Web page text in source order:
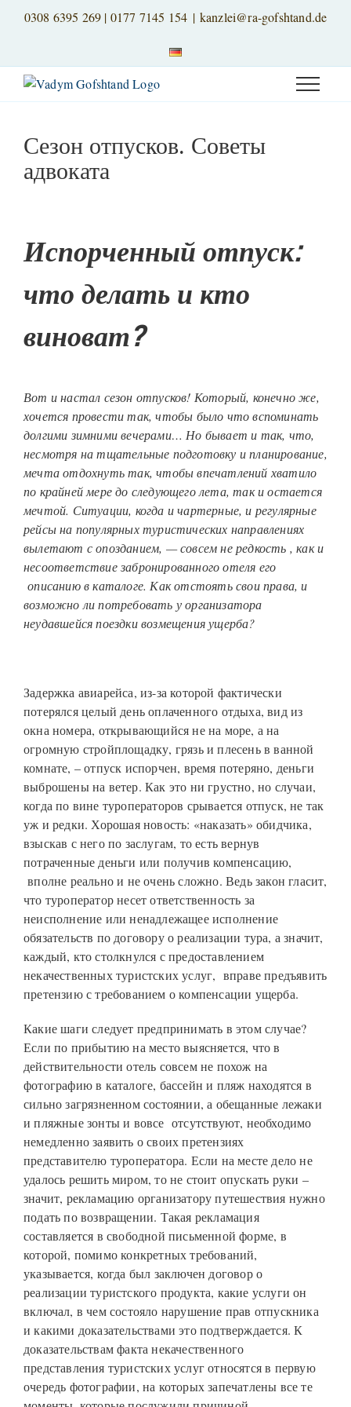
0308 6395 269 | 0177 7145 154 | kanzlei@ra-gofshtand.de
Сезон отпусков. Советы
адвоката
Image
Испорченный отпуск:
что делать и кто
виноват?
Вот и настал сезон отпусков! Который, конечно же,
хочется провести так, чтобы было что вспоминать
долгими зимними вечерами… Но бывает и так, что,
несмотря на тщательные подготовку и планирование,
мечта отдохнуть так, чтобы впечатлений хватило
по крайней мере до следующего лета, так и остается
мечтой. Ситуации, когда и чартерные, и регулярные
рейсы на популярных туристических направлениях
вылетают с опозданием, — совсем не редкость , как и
несоответствие забронированного отеля его
описанию в каталоге. Как отстоять свои права, и
возможно ли потребовать у организатора
неудавшейся поездки возмещения ущерба?
Задержка авиарейса, из-за которой фактически
потерялся целый день оплаченного отдыха, вид из
окна номера, открывающийся не на море, а на
огромную стройплощадку, грязь и плесень в ванной
комнате, – отпуск испорчен, время потеряно, деньги
выброшены на ветер. Как это ни грустно, но случаи,
когда по вине туроператоров срывается отпуск, не так
уж и редки. Хорошая новость: «наказать» обидчика,
взыскав с него по заслугам, то есть вернув
потраченные деньги или получив компенсацию,
вполне реально и не очень сложно. Ведь закон гласит,
что туроператор несет ответственность за
неисполнение или ненадлежащее исполнение
обязательств по договору о реализации тура, а значит,
каждый, кто столкнулся с предоставлением
некачественных туристских услуг, вправе предъявить
претензию с требованием о компенсации ущерба.
Какие шаги следует предпринимать в этом случае?
Если по прибытию на место выясняется, что в
действительности отель совсем не похож на
фотографию в каталоге, бассейн и пляж находятся в
сильно загрязненном состоянии, а обещанные лежаки
и пляжные зонты и вовсе отсутствуют, необходимо
немедленно заявить о своих претензиях
представителю туроператора. Если на месте дело не
удалось решить миром, то не стоит опускать руки –
значит, рекламацию организатору путешествия нужно
подать по возвращении. Такая рекламация
составляется в свободной письменной форме, в
которой, помимо конкретных требований,
указывается, когда был заключен договор о
реализации туристского продукта, какие услуги он
включал, в чем состояло нарушение прав отпускника
и какими доказательствами это подтверждается. К
доказательствам факта некачественного
представления туристских услуг относятся в первую
очередь фотографии, на которых запечатлены все те